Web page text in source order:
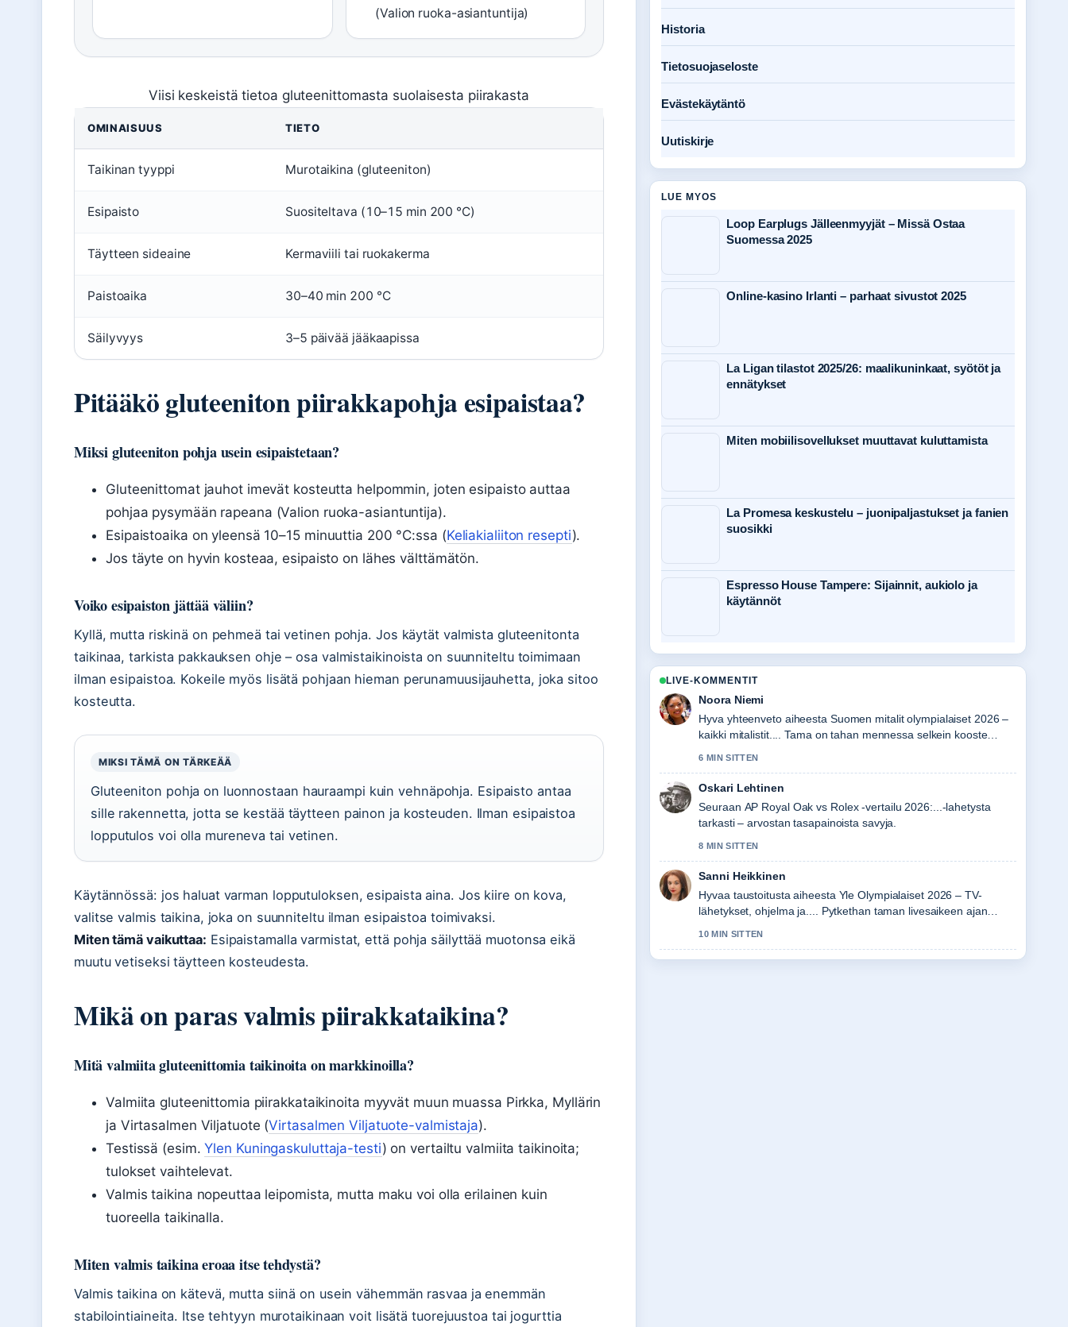
(Valion ruoka-asiantuntija)
Viisi keskeistä tietoa gluteenittomasta suolaisesta piirakasta
OMINAISUUS TIETO
Taikinan tyyppi Murotaikina (gluteeniton)
Esipaisto Suositeltava (10–15 min 200 °C)
Täytteen sideaine Kermaviili tai ruokakerma
Paistoaika 30–40 min 200 °C
Säilyvyys 3–5 päivää jääkaapissa
Pitääkö gluteeniton piirakkapohja esipaistaa?
Miksi gluteeniton pohja usein esipaistetaan?
Gluteenittomat jauhot imevät kosteutta helpommin, joten esipaisto auttaa
pohjaa pysymään rapeana (Valion ruoka-asiantuntija).
Esipaistoaika on yleensä 10–15 minuuttia 200 °C:ssa (Keliakialiiton resepti).
Jos täyte on hyvin kosteaa, esipaisto on lähes välttämätön.
Voiko esipaiston jättää väliin?
Kyllä, mutta riskinä on pehmeä tai vetinen pohja. Jos käytät valmista gluteenitonta
taikinaa, tarkista pakkauksen ohje – osa valmistaikinoista on suunniteltu toimimaan
ilman esipaistoa. Kokeile myös lisätä pohjaan hieman perunamuusijauhetta, joka sitoo
kosteutta.
MIKSI TÄMÄ ON TÄRKEÄÄ
Gluteeniton pohja on luonnostaan hauraampi kuin vehnäpohja. Esipaisto antaa
sille rakennetta, jotta se kestää täytteen painon ja kosteuden. Ilman esipaistoa
lopputulos voi olla mureneva tai vetinen.
Käytännössä: jos haluat varman lopputuloksen, esipaista aina. Jos kiire on kova,
valitse valmis taikina, joka on suunniteltu ilman esipaistoa toimivaksi.
Miten tämä vaikuttaa: Esipaistamalla varmistat, että pohja säilyttää muotonsa eikä
muutu vetiseksi täytteen kosteudesta.
Mikä on paras valmis piirakkataikina?
Mitä valmiita gluteenittomia taikinoita on markkinoilla?
Valmiita gluteenittomia piirakkataikinoita myyvät muun muassa Pirkka, Myllärin
ja Virtasalmen Viljatuote (Virtasalmen Viljatuote-valmistaja).
Testissä (esim.Ylen Kuningaskuluttaja-testi) on vertailtu valmiita taikinoita;
tulokset vaihtelevat.
Valmis taikina nopeuttaa leipomista, mutta maku voi olla erilainen kuin
tuoreella taikinalla.
Miten valmis taikina eroaa itse tehdystä?
Valmis taikina on kätevä, mutta siinä on usein vähemmän rasvaa ja enemmän
stabilointiaineita. Itse tehtyyn murotaikinaan voit lisätä tuorejuustoa tai jogurttia
Historia
Tietosuojaseloste
Evästekäytäntö
Uutiskirje
LUE MYOS
Loop Earplugs Jälleenmyyjät – Missä Ostaa
Suomessa 2025
Online-kasino Irlanti – parhaat sivustot 2025
La Ligan tilastot 2025/26: maalikuninkaat, syötöt ja
ennätykset
Miten mobiilisovellukset muuttavat kuluttamista
La Promesa keskustelu – juonipaljastukset ja fanien
suosikki
Espresso House Tampere: Sijainnit, aukiolo ja
käytännöt
LIVE-KOMMENTIT
Noora Niemi
Hyva yhteenveto aiheesta Suomen mitalit olympialaiset 2026 –
kaikki mitalistit.... Tama on tahan mennessa selkein kooste
6 MIN SITTEN
Oskari Lehtinen
Seuraan AP Royal Oak vs Rolex -vertailu 2026:...-lahetysta
tarkasti – arvostan tasapainoista savyja.
8 MIN SITTEN
Sanni Heikkinen
Hyvaa taustoitusta aiheesta Yle Olympialaiset 2026 – TV-
lähetykset, ohjelma ja.... Pytkethan taman livesaikeen ajan
10 MIN SITTEN